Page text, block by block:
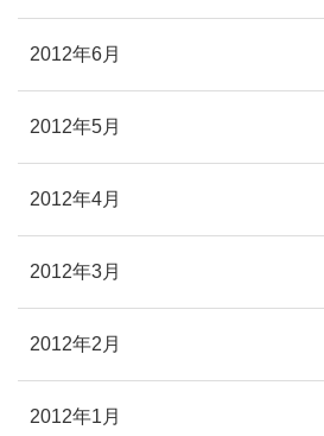
2012年6月
2012年5月
2012年4月
2012年3月
2012年2月
2012年1月